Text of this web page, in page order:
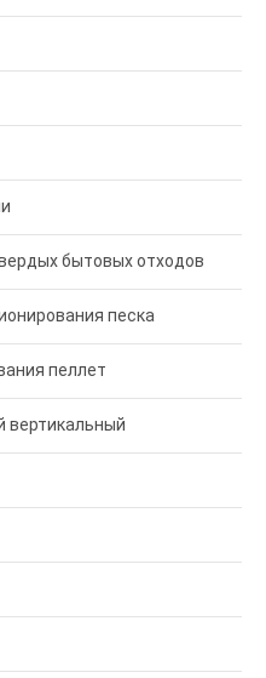
бытовых отходов
песка
пеллет
вертикальный